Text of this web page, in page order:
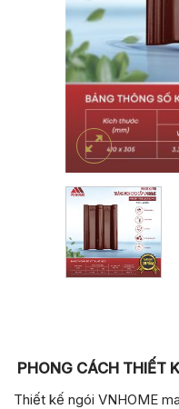
PHONG CÁCH THIẾT
Thiết kế ngói VNHOME